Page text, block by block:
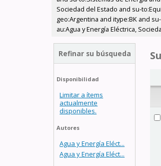
Sociedad del Estado and su-
geo:Argentina and itype:BK and
au:Agua y Energía Eléctrica,
Refinar su búsqueda
Disponibilidad
Limitar a ítems
actualmente
disponibles.
Autores
Agua y Energía Eléct...
Agua y Energía Eléct...